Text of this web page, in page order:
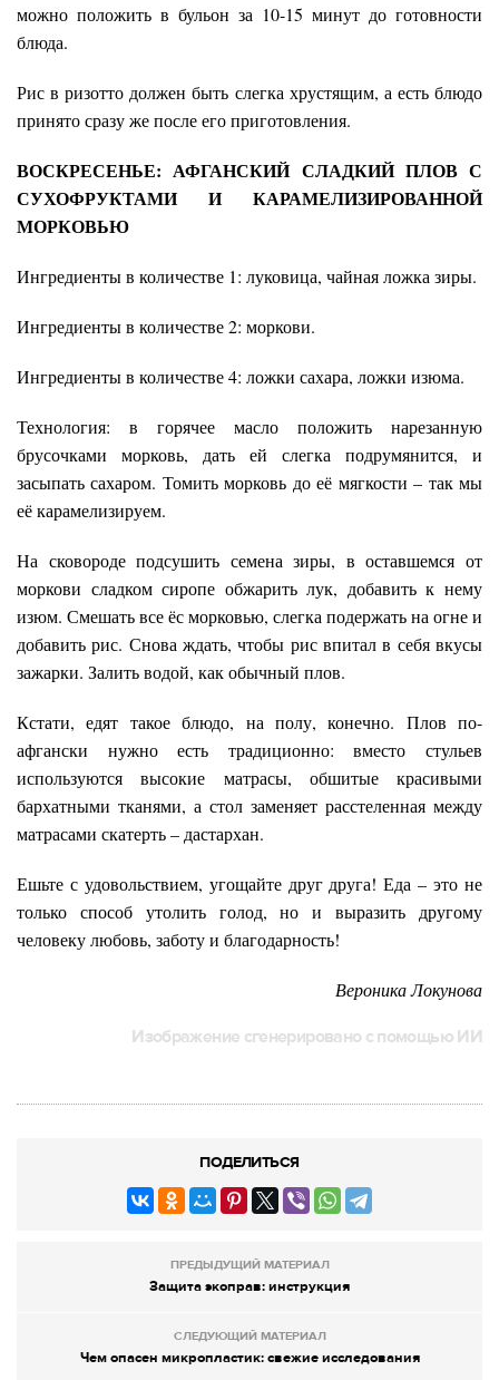
можно положить в бульон за 10-15 минут до готовности
блюда.
Рис в ризотто должен быть слегка хрустящим, а есть блюдо
принято сразу же после его приготовления.
ВОСКРЕСЕНЬЕ: АФГАНСКИЙ СЛАДКИЙ ПЛОВ С
СУХОФРУКТАМИ И КАРАМЕЛИЗИРОВАННОЙ
МОРКОВЬЮ
Ингредиенты в количестве 1: луковица, чайная ложка зиры.
Ингредиенты в количестве 2: моркови.
Ингредиенты в количестве 4: ложки сахара, ложки изюма.
Технология: в горячее масло положить нарезанную
брусочками морковь, дать ей слегка подрумянится, и
засыпать сахаром. Томить морковь до её мягкости – так мы
её карамелизируем.
На сковороде подсушить семена зиры, в оставшемся от
моркови сладком сиропе обжарить лук, добавить к нему
изюм. Смешать все ёс морковью, слегка подержать на огне и
добавить рис. Снова ждать, чтобы рис впитал в себя вкусы
зажарки. Залить водой, как обычный плов.
Кстати, едят такое блюдо, на полу, конечно. Плов по-
афгански нужно есть традиционно: вместо стульев
используются высокие матрасы, обшитые красивыми
бархатными тканями, а стол заменяет расстеленная между
матрасами скатерть – дастархан.
Ешьте с удовольствием, угощайте друг друга! Еда – это не
только способ утолить голод, но и выразить другому
человеку любовь, заботу и благодарность!
Вероника Локунова
Изображение сгенерировано с помощью ИИ
ПОДЕЛИТЬСЯ
ПРЕДЫДУЩИЙ МАТЕРИАЛ
Защита экоправ: инструкция
СЛЕДУЮЩИЙ МАТЕРИАЛ
Чем опасен микропластик: свежие исследования